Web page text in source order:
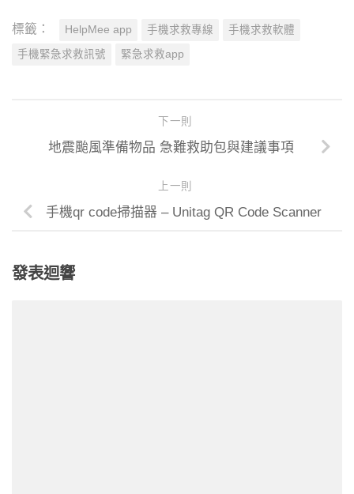
標籤： HelpMee app 手機求救專線 手機求救軟體
手機緊急求救訊號 緊急求救app
下一則
地震颱風準備物品 急難救助包與建議事項
上一則
手機qr code掃描器 – Unitag QR Code Scanner
發表迴響